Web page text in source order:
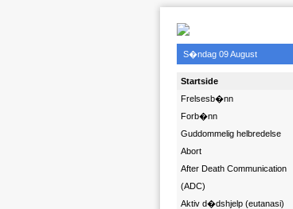
S�ndag 09 August
Startside
Frelsesb�nn
Forb�nn
Guddommelig helbredelse
Abort
After Death Communication
(ADC)
Aktiv d�dshjelp (eutanasi)